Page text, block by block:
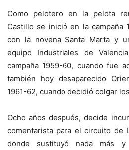
Como pelotero en la pelota
Castillo se inició en la campaña
con la novena Santa Marta y
equipo Industriales de
campaña 1959-60, cuando fue
también hoy desaparecido
1961-62, cuando decidió colgar
Ocho años después, decide
comentarista para el circuito de
donde sustituyó nada más